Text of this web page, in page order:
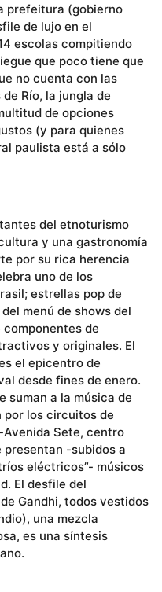
prefeitura (gobierno
de lujo en el
escolas compitiendo
que poco tiene que
no cuenta con las
Río, la jungla de
de opciones
(y para quienes
paulista está a sólo
del etnoturismo
y una gastronomía
por su rica herencia
uno de los
estrellas pop de
menú de shows del
de
y originales. El
el epicentro de
desde fines de enero.
suman a la música de
los circuitos de
Avenida Sete, centro
-subidos a
eléctricos”- músicos
El desfile del
Gandhi, todos vestidos
una mezcla
es una síntesis